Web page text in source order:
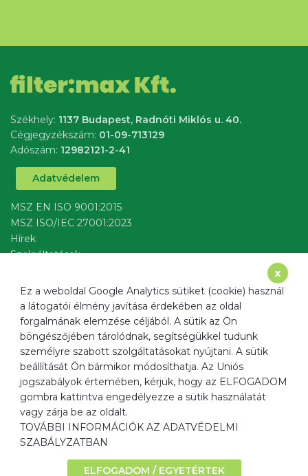
x
Ez a weboldal Google Analytics sütiket (cookie) használ
a látogatói élmény javítása érdekében az oldal
forgalmának elemzése céljából. A sütik az Ön
böngészőjében tárolódnak, segítségükkel tudunk
személyre szabott szolgáltatásokat nyújtani. A sütik
beállítását Ön bármikor módosíthatja. Az Uniós
jogszabályok értemében, kérjük, hogy az ELFOGADOM
gombra kattintva engedélyezze a sütik használatát
vagy zárja be az oldalt.
TOVÁBBI INFORMÁCIÓK AZ ADATVÉDELMI
SZABÁLYZATBAN
ELFOGADOM / EGYETÉRTEK
Székhely: 1137 Budapest, Radnóti Miklós u. 40.
Cégjegyzékszám: 01-09-713129
Adószám: 12982121-2-41
Adatvédelem
MSZ EN ISO 9001:2015
MSZ ISO/IEC 27001:2023
Hírek
Szolgáltatások
Cím
1137 Budapest, Radnóti Miklós u. 40.
Email
info@ﬁltermax.hu
Telefon
+36 20 520 0967
Weboldal
www.ﬁltermax.hu
© 2026 • filter:max Kft.Minden jog fenntartva.